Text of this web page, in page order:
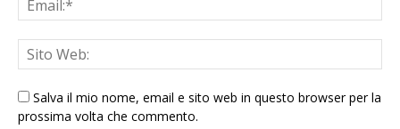
Salva il mio nome, email e sito web in questo browser per la
prossima volta che commento.